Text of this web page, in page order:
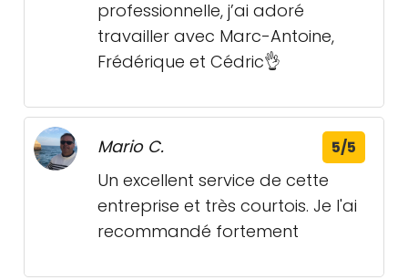
professionnelle, j’ai adoré
travailler avec Marc-Antoine,
Frédérique et Cédric👌
Mario C. 5/5
Un excellent service de cette
entreprise et très courtois. Je l'ai
recommandé fortement